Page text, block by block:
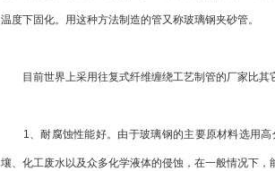
温度下固化。用这种方法制造的管又称玻璃钢夹砂管。
目前世界上采用往复式纤维缠绕工艺制管的厂家比其
1、耐腐蚀性能好。由于玻璃钢的主要原材料选用高
壤、化工废水以及众多化学液体的侵蚀，在一般情况下，